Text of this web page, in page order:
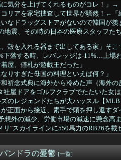
気分を上げてくれるものがコレ！」→
リアを家宅捜査して世界が騒然！←「
なドラッグストアがないので韓国が羨
地震、その時の日本の医療スタッフた
殻を入れる器まで出してある家」そこ
下落する時、レバレッジは-11%…上場
屋、値札が遊戯王だった」
りすぎた母国の料理といえば何？」
祈念式典に海外から冷めた声（海外の
屋ドアをゴルフクラブでたたいた女は
のレジェンドたちが大ハッスル【MLB
正面から接近、素手で頭を押し返すダ
想外の減少、労働市場の減速に懸念高
リ"スカイラインに550馬力のRB26を載
これは違う」→「選挙結果は国民の警
ァン騒然！←「ベーブ・ルースよりも
ンドラの憂鬱 [一覧]